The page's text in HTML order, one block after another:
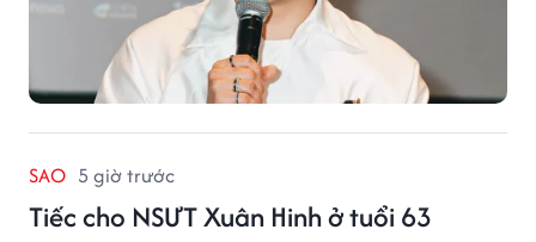
SAO 5 giờ trước
Tiếc cho NSƯT Xuân Hinh ở tuổi 63